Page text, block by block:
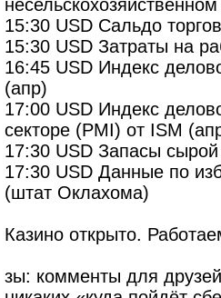
15:30 USD Сальдо
15:30 USD Затраты на
16:45 USD Индекс
(апр)
17:00 USD Индекс
секторе (PMI) от ISM
17:30 USD Запасы
17:30 USD Данные по
(штат Оклахома)
Казино открыто.
зы: комменты для